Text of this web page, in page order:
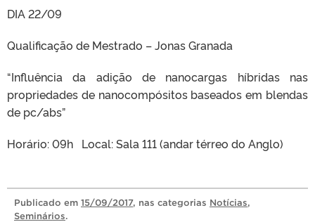
DIA 22/09
Qualificação de Mestrado – Jonas Granada
“Influência da adição de nanocargas híbridas nas
propriedades de nanocompósitos baseados em blendas
de pc/abs”
Horário: 09h Local: Sala 111 (andar térreo do Anglo)
Publicado em 15/09/2017, nas categorias Notícias,
Seminários.